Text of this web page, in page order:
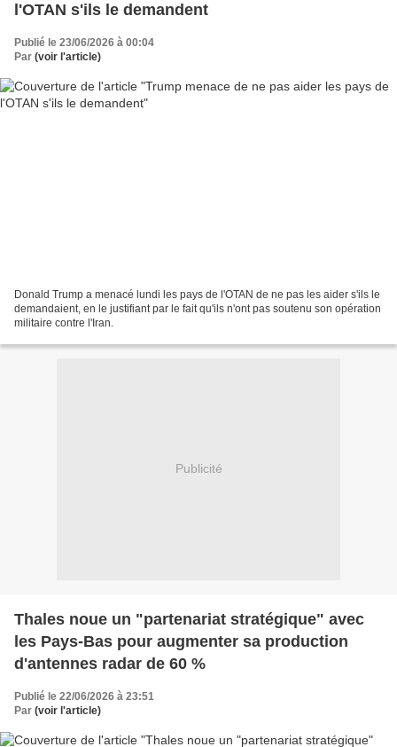
l'OTAN s'ils le demandent
Publié le 23/06/2026 à 00:04
Par (voir l'article)
Donald Trump a menacé lundi les pays de l'OTAN de ne pas les aider s'ils le
demandaient, en le justifiant par le fait qu'ils n'ont pas soutenu son opération
militaire contre l'Iran.
Publicité
Thales noue un "partenariat stratégique" avec
les Pays-Bas pour augmenter sa production
d'antennes radar de 60 %
Publié le 22/06/2026 à 23:51
Par (voir l'article)